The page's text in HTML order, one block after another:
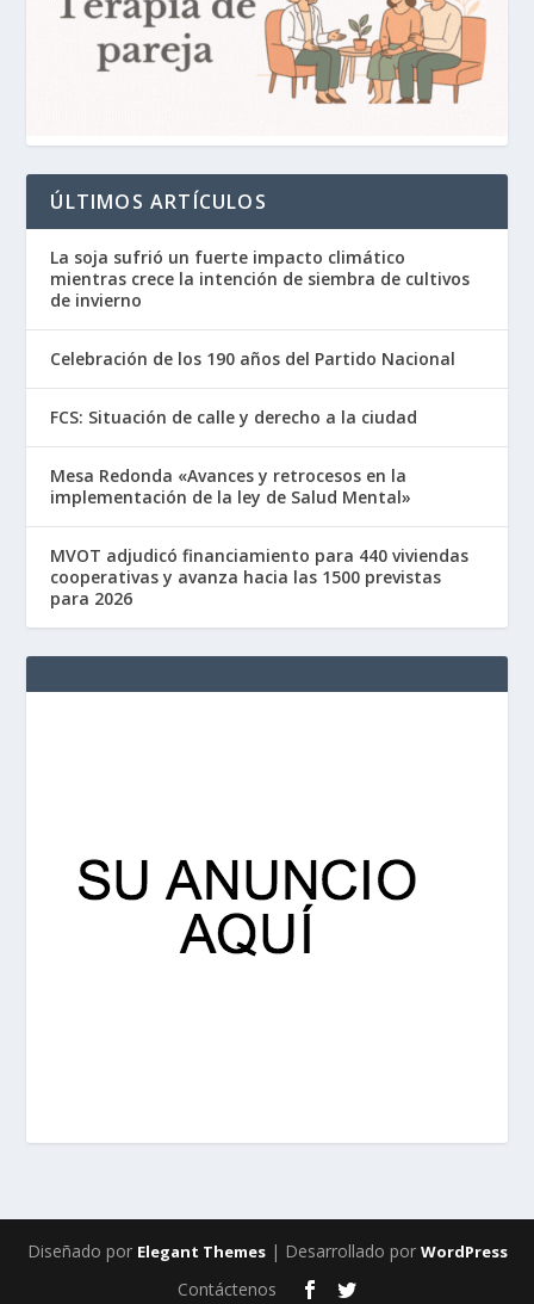
ÚLTIMOS ARTÍCULOS
La soja sufrió un fuerte impacto climático
mientras crece la intención de siembra de cultivos
de invierno
Celebración de los 190 años del Partido Nacional
FCS: Situación de calle y derecho a la ciudad
Mesa Redonda «Avances y retrocesos en la
implementación de la ley de Salud Mental»
MVOT adjudicó financiamiento para 440 viviendas
cooperativas y avanza hacia las 1500 previstas
para 2026
Diseñado por Elegant Themes| Desarrollado por WordPress
Contáctenos